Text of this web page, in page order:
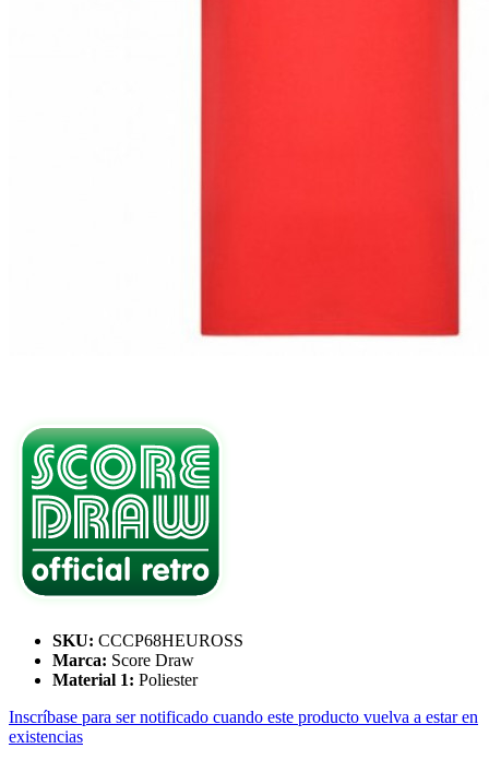
SKU: CCCP68HEUROSS
Marca: Score Draw
Material 1: Poliester
Inscríbase para ser notificado cuando este producto vuelva a estar en
existencias